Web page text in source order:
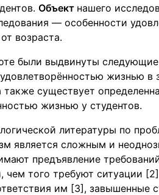
Объект нашего
— особенности
возраста.
были выдвинуты следующие
жизнью в
также существует
жизнью у студентов.
литературы по
является сложным и
предъявление
чем того требуют ситуации
им [3], завышенные